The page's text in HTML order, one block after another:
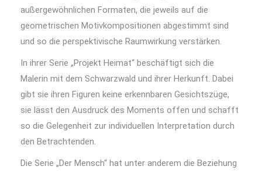
außergewöhnlichen Formaten, die jeweils auf die
geometrischen Motivkompositionen abgestimmt sind
und so die perspektivische Raumwirkung verstärken.
In ihrer Serie „Projekt Heimat“ beschäftigt sich die
Malerin mit dem Schwarzwald und ihrer Herkunft. Dabei
gibt sie ihren Figuren keine erkennbaren Gesichtszüge,
sie lässt den Ausdruck des Moments offen und schafft
so die Gelegenheit zur individuellen Interpretation durch
den Betrachtenden.
Die Serie „Der Mensch“ hat unter anderem die Beziehung